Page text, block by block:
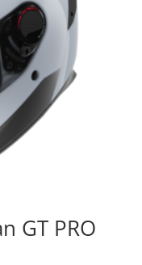
GT PRO